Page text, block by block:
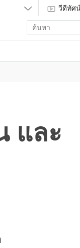
วีดีทัศ
Enter
search
term
และ